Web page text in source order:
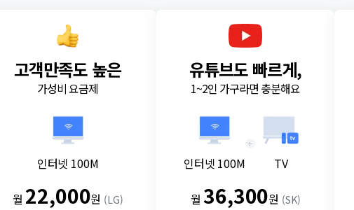
고객만족도 높은
가성비 요금제
인터넷 100M
월 22,000원 (LG)
유튜브도 빠르게,
1~2인 가구라면 충분해요
인터넷 100M
+
TV
월36,300원 (SK)